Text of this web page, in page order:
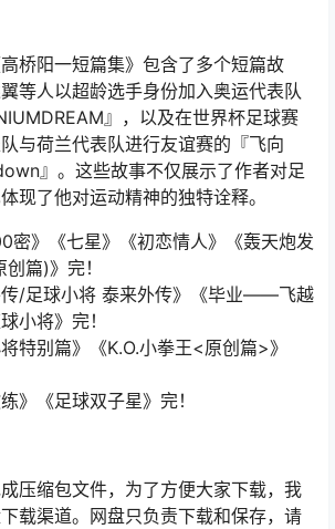
桥阳一短篇集》包含了多个短篇故
等人以超龄选手身份加入奥运代表队
』，以及在世界杯足球赛
与荷兰代表队进行友谊赛的『飞向
』。这些故事不仅展示了作者对足
现了他对运动精神的独特诠释。
密》《七星》《初恋情人》《轰天炮发
篇)》完！
传/足球小将 泰来外传》《毕业——飞越
小将》完！
特别篇》《K.O.小拳王<原创篇>》
》《足球双子星》完！
压缩包文件，为了方便大家下载，我
载渠道。网盘只负责下载和保存，请